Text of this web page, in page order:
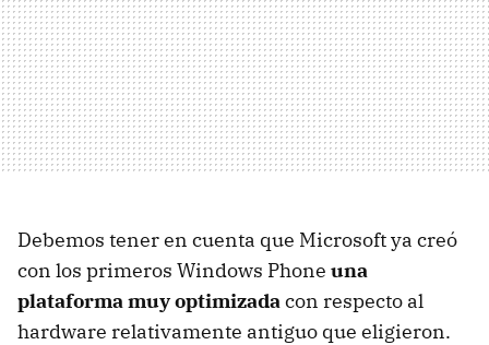
Debemos tener en cuenta que Microsoft ya creó
con los primeros Windows Phone una
plataforma muy optimizada con respecto al
hardware relativamente antiguo que eligieron.